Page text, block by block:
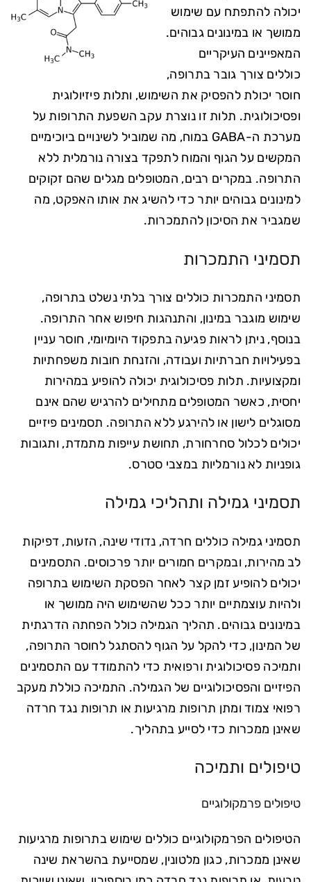
יכולה להתפתח עם שימוש
ממושך או במינונים גבוהים.
המאפיינים העיקריים
כוללים צורך גובר בתרופה,
חוסר יכולת להפסיק את השימוש, ותלות פיזיולוגית
ופסיכולוגית. תלות זו נוצרת עקב השפעת התרופות על
מערכת ה-GABA במוח, מה שמוביל לשינויים ביוכימיים
המקשים על הגוף והמוח לתפקד בצורה נורמלית ללא
התרופה. במקרים רבים, המטופלים מגלים שהם זקוקים
למינונים גבוהים יותר כדי להשיג את אותו האפקט, מה
שמגביר את הסיכון להתמכרות.
תסמיני התמכרות
תסמיני התמכרות כוללים צורך בלתי נשלט בתרופה,
שימוש מוגבר במינון, והתנהגות חיפוש אחר התרופה.
בנוסף, ניתן לראות פגיעה בתפקוד היומיומי, חוסר עניין
בפעילויות חברתיות ועבודה, והזנחת חובות משפחתיות
ומקצועיות. תלות פסיכולוגית יכולה להופיע במהירות
יחסית, כאשר המטופלים מתחילים להרגיש שהם אינם
מסוגלים לישון או להירגע ללא התרופה. תסמינים פיזיים
יכולים לכלול סחרחורת, תחושת עייפות מתמדת, ותגובות
גופניות לא נורמליות במצבי סטרס.
תסמיני גמילה ותהליכי גמילה
תסמיני גמילה כוללים חרדה, נדודי שינה, הזעות, דפיקות
לב מהירות, ובמקרים חמורים יותר פרכוסים. התסמינים
יכולים להופיע זמן קצר לאחר הפסקת השימוש בתרופה
ולהיות עוצמתיים יותר ככל שהשימוש היה ממושך או
במינונים גבוהים. תהליך הגמילה כולל הפחתה הדרגתית
של המינון, כדי להקל על הגוף להסתגל לחוסר התרופה,
ותמיכה פסיכולוגית ורפואית כדי להתמודד עם התסמינים
הפיזיים והפסיכולוגיים של הגמילה. התמיכה כוללת מעקב
רפואי צמוד ומתן תרופות מרגיעות או תרופות נגד חרדה
שאינן ממכרות כדי לסייע בתהליך.
טיפולים ותמיכה
טיפולים פרמקולוגיים
הטיפולים הפרמקולוגיים כוללים שימוש בתרופות מרגיעות
שאינן ממכרות, כגון מלטונין, שמסייעת בהשראת שינה